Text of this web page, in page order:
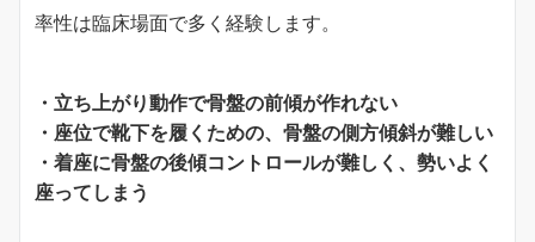
率性は臨床場面で多く経験します。
・立ち上がり動作で骨盤の前傾が作れない
・座位で靴下を履くための、骨盤の側方傾斜が難しい
・着座に骨盤の後傾コントロールが難しく、勢いよく
座ってしまう